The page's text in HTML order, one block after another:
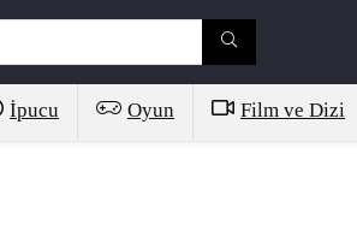
İpucu Oyun Film ve Dizi